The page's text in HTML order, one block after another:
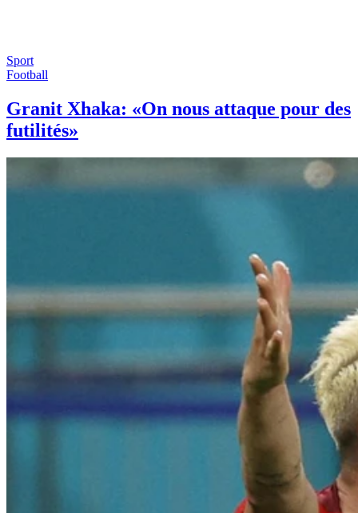
Sport
Football
Granit Xhaka: «On nous attaque pour des
futilités»